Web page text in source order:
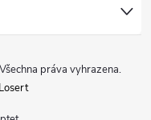
práva vyhrazena.